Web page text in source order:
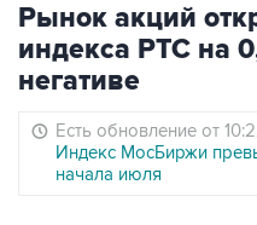
Рынок акций
индекса РТС на
негативе
Есть обновление от
Индекс МосБиржи
начала июля